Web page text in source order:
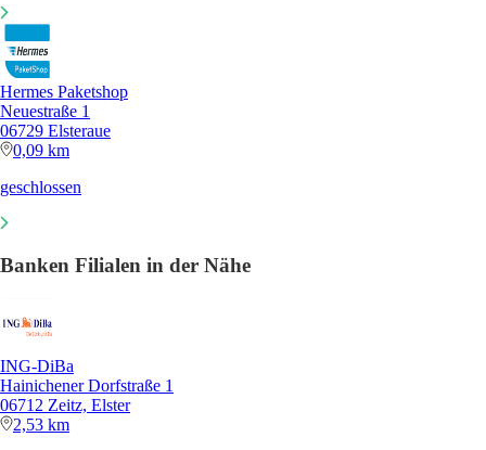
Hermes Paketshop
Neuestraße 1
06729 Elsteraue
0,09 km
geschlossen
Banken Filialen in der Nähe
ING-DiBa
Hainichener Dorfstraße 1
06712 Zeitz, Elster
2,53 km